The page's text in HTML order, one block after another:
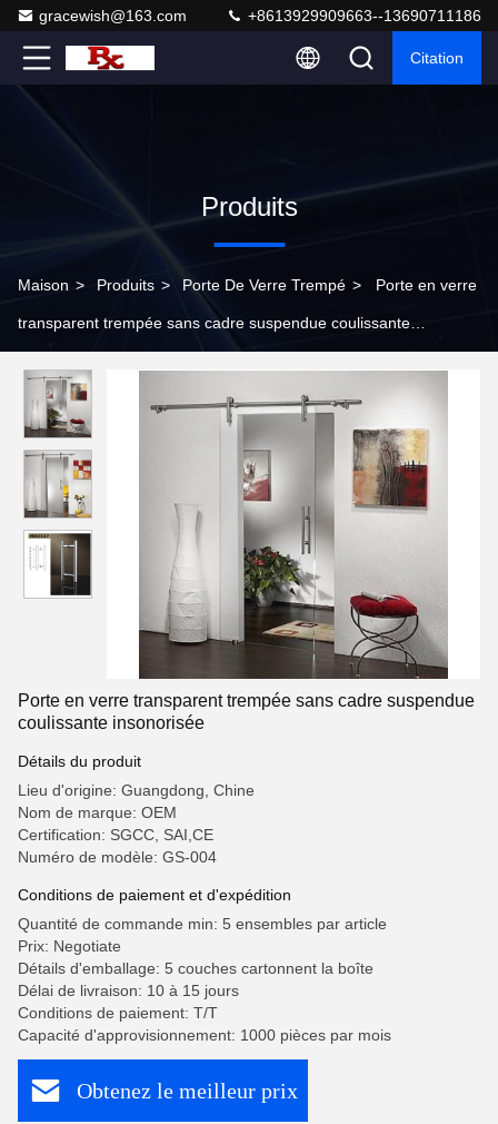
gracewish@163.com +8613929909663--13690711186
Citation
Produits
Maison > Produits > Porte De Verre Trempé > Porte en verre
transparent trempée sans cadre suspendue coulissante
Porte en verre transparent trempée sans cadre suspendue
coulissante insonorisée
Détails du produit
Lieu d'origine: Guangdong, Chine
Nom de marque: OEM
Certification: SGCC, SAI,CE
Numéro de modèle: GS-004
Conditions de paiement et d'expédition
Quantité de commande min: 5 ensembles par article
Prix: Negotiate
Détails d'emballage: 5 couches cartonnent la boîte
Délai de livraison: 10 à 15 jours
Conditions de paiement: T/T
Capacité d'approvisionnement: 1000 pièces par mois
Obtenez le meilleur prix